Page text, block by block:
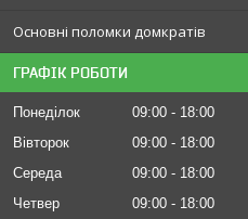
Основні поломки домкратів
ГРАФІК РОБОТИ
Понеділок 09:00
18:00
Вівторок
09:00
18:00
Середа
09:00
18:00
Четвер
09:00
18:00